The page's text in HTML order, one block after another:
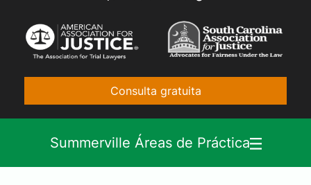
Consulta gratuita
Summerville Áreas de Práctica